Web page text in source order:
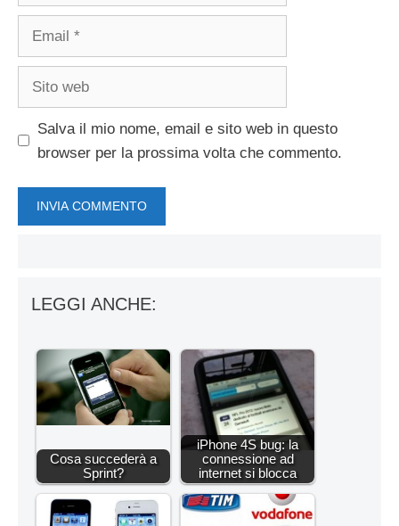
Email
Sito
Salva il mio nome, email e sito web in questo
browser per la prossima volta che commento.
LEGGI ANCHE:
Cosa succederà a
Sprint?
iPhone 4S bug: la
connessione ad
internet si blocca